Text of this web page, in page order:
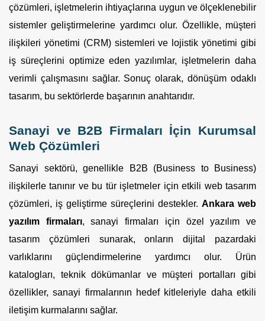
çözümleri, işletmelerin ihtiyaçlarına uygun ve ölçeklenebilir
sistemler geliştirmelerine yardımcı olur. Özellikle, müşteri
ilişkileri yönetimi (CRM) sistemleri ve lojistik yönetimi gibi
iş süreçlerini optimize eden yazılımlar, işletmelerin daha
verimli çalışmasını sağlar. Sonuç olarak, dönüşüm odaklı
tasarım, bu sektörlerde başarının anahtarıdır.
Sanayi ve B2B Firmaları İçin Kurumsal
Web Çözümleri
Sanayi sektörü, genellikle B2B (Business to Business)
ilişkilerle tanınır ve bu tür işletmeler için etkili web tasarım
çözümleri, iş geliştirme süreçlerini destekler. Ankara web
yazılım firmaları, sanayi firmaları için özel yazılım ve
tasarım çözümleri sunarak, onların dijital pazardaki
varlıklarını güçlendirmelerine yardımcı olur. Ürün
katalogları, teknik dökümanlar ve müşteri portalları gibi
özellikler, sanayi firmalarının hedef kitleleriyle daha etkili
iletişim kurmalarını sağlar.